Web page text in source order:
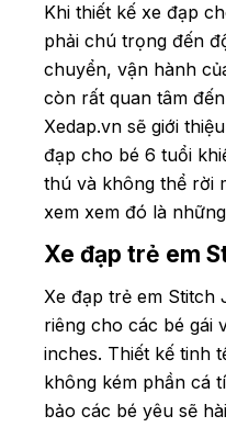
Khi thiết kế xe đạp
phải chú trọng đến
chuyển, vận hành
còn rất quan tâm
Xedap.vn sẽ giới
đạp cho bé 6 tuổi
thú và không thể rời
xem xem đó là
Xe đạp trẻ em
Xe đạp trẻ em Stitch
riêng cho các bé gái
inches. Thiết kế tinh
không kém phần cá
bảo các bé yêu sẽ